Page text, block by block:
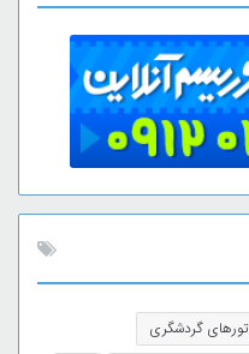
تورهای گردشگری